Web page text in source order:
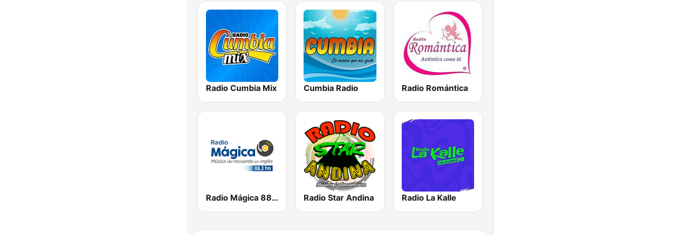
Radio Cumbia Mix Cumbia Radio Radio Romántica
Radio Mágica 88.3 FM Radio Star Andina Radio La Kalle